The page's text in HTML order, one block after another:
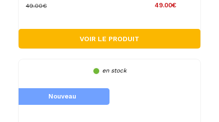
49.00€
49.00€
VOIR LE PRODUIT
en stock
Nouveau